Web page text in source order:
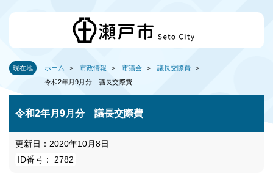
現在地 ホーム 市政情報 市議会
議長交際費
令和2年月9月分 議長交際費
令和2年月9月分 議長交際費
更新日：2020年10月8日
ID番号： 2782